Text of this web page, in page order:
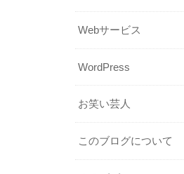
Webサービス
WordPress
お笑い芸人
このブログについて